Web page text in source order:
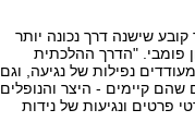
שישנה דרך נכונה יותר
פומבי. "הדרך ההלכתית
נפילות של נגיעה, וגם
שהם קיימים - היצר והנופלים
פרטים ונגיעות של נידות